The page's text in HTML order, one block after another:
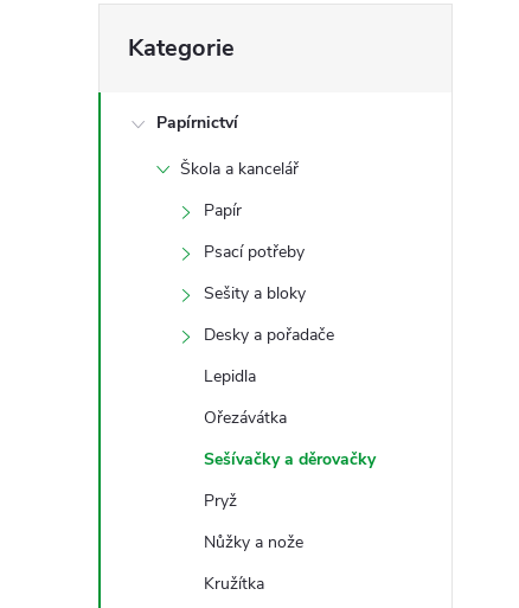
o
kategorie
Kategorie
Papírnictví
Škola a kancelář
Papír
Psací potřeby
Sešity a bloky
Desky a pořadače
Lepidla
Ořezávátka
Sešívačky a děrovačky
Pryž
Nůžky a nože
Kružítka